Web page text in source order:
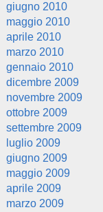
giugno 2010
maggio 2010
aprile 2010
marzo 2010
gennaio 2010
dicembre 2009
novembre 2009
ottobre 2009
settembre 2009
luglio 2009
giugno 2009
maggio 2009
aprile 2009
marzo 2009